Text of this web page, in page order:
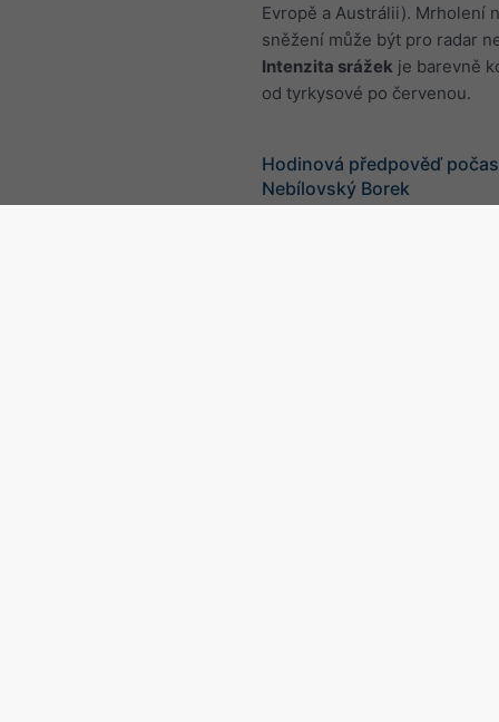
Evropě a Austrálii). Mrholení
sněžení může být pro radar
Intenzita srážek je barevně
od tyrkysové po červenou.
Hodinová předpověď
Nebílovský Borek